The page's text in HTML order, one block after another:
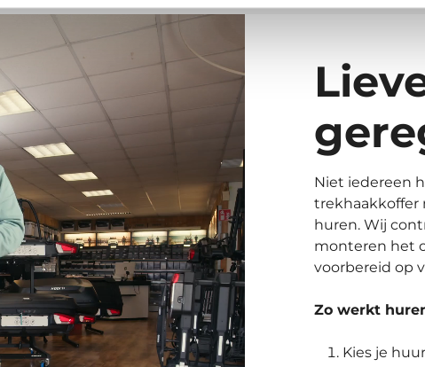
Niet iedereen
trekhaakkoffer
huren. Wij
monteren het
voorbereid op
Zo werkt
Kies je